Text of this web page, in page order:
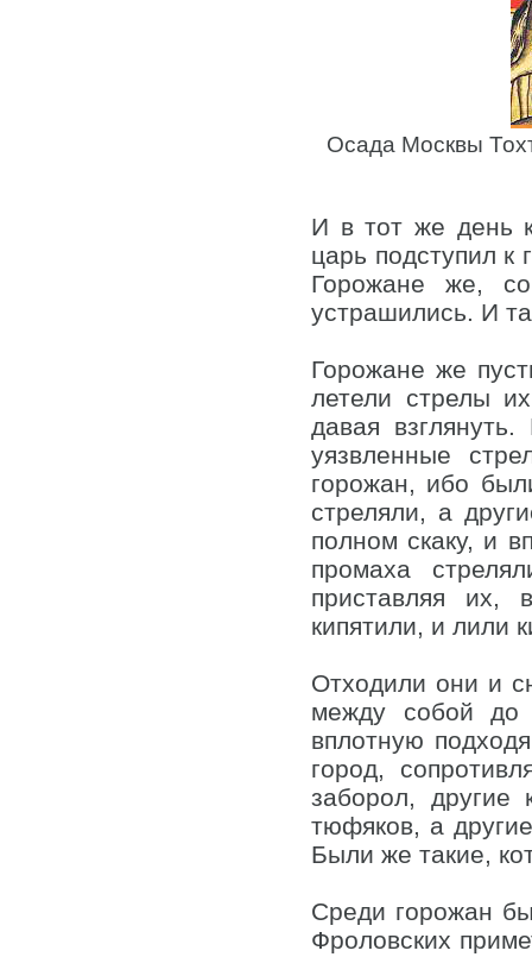
Осада Москвы
И в тот же день
царь подступил
Горожане же,
устрашились. И
Горожане же
летели стрелы
давая
уязвленные
горожан, ибо
стреляли, а
полном скаку, и
промаха
приставляя их,
кипятили, и лили
Отходили они и
между собой до
вплотную
город,
заборол,
тюфяков, а
Были же такие,
Среди горожан
Фроловских